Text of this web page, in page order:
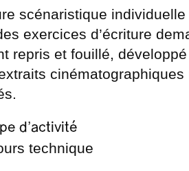
scénaristique
exercices d’écriture
repris et fouillé,
d’activité
technique